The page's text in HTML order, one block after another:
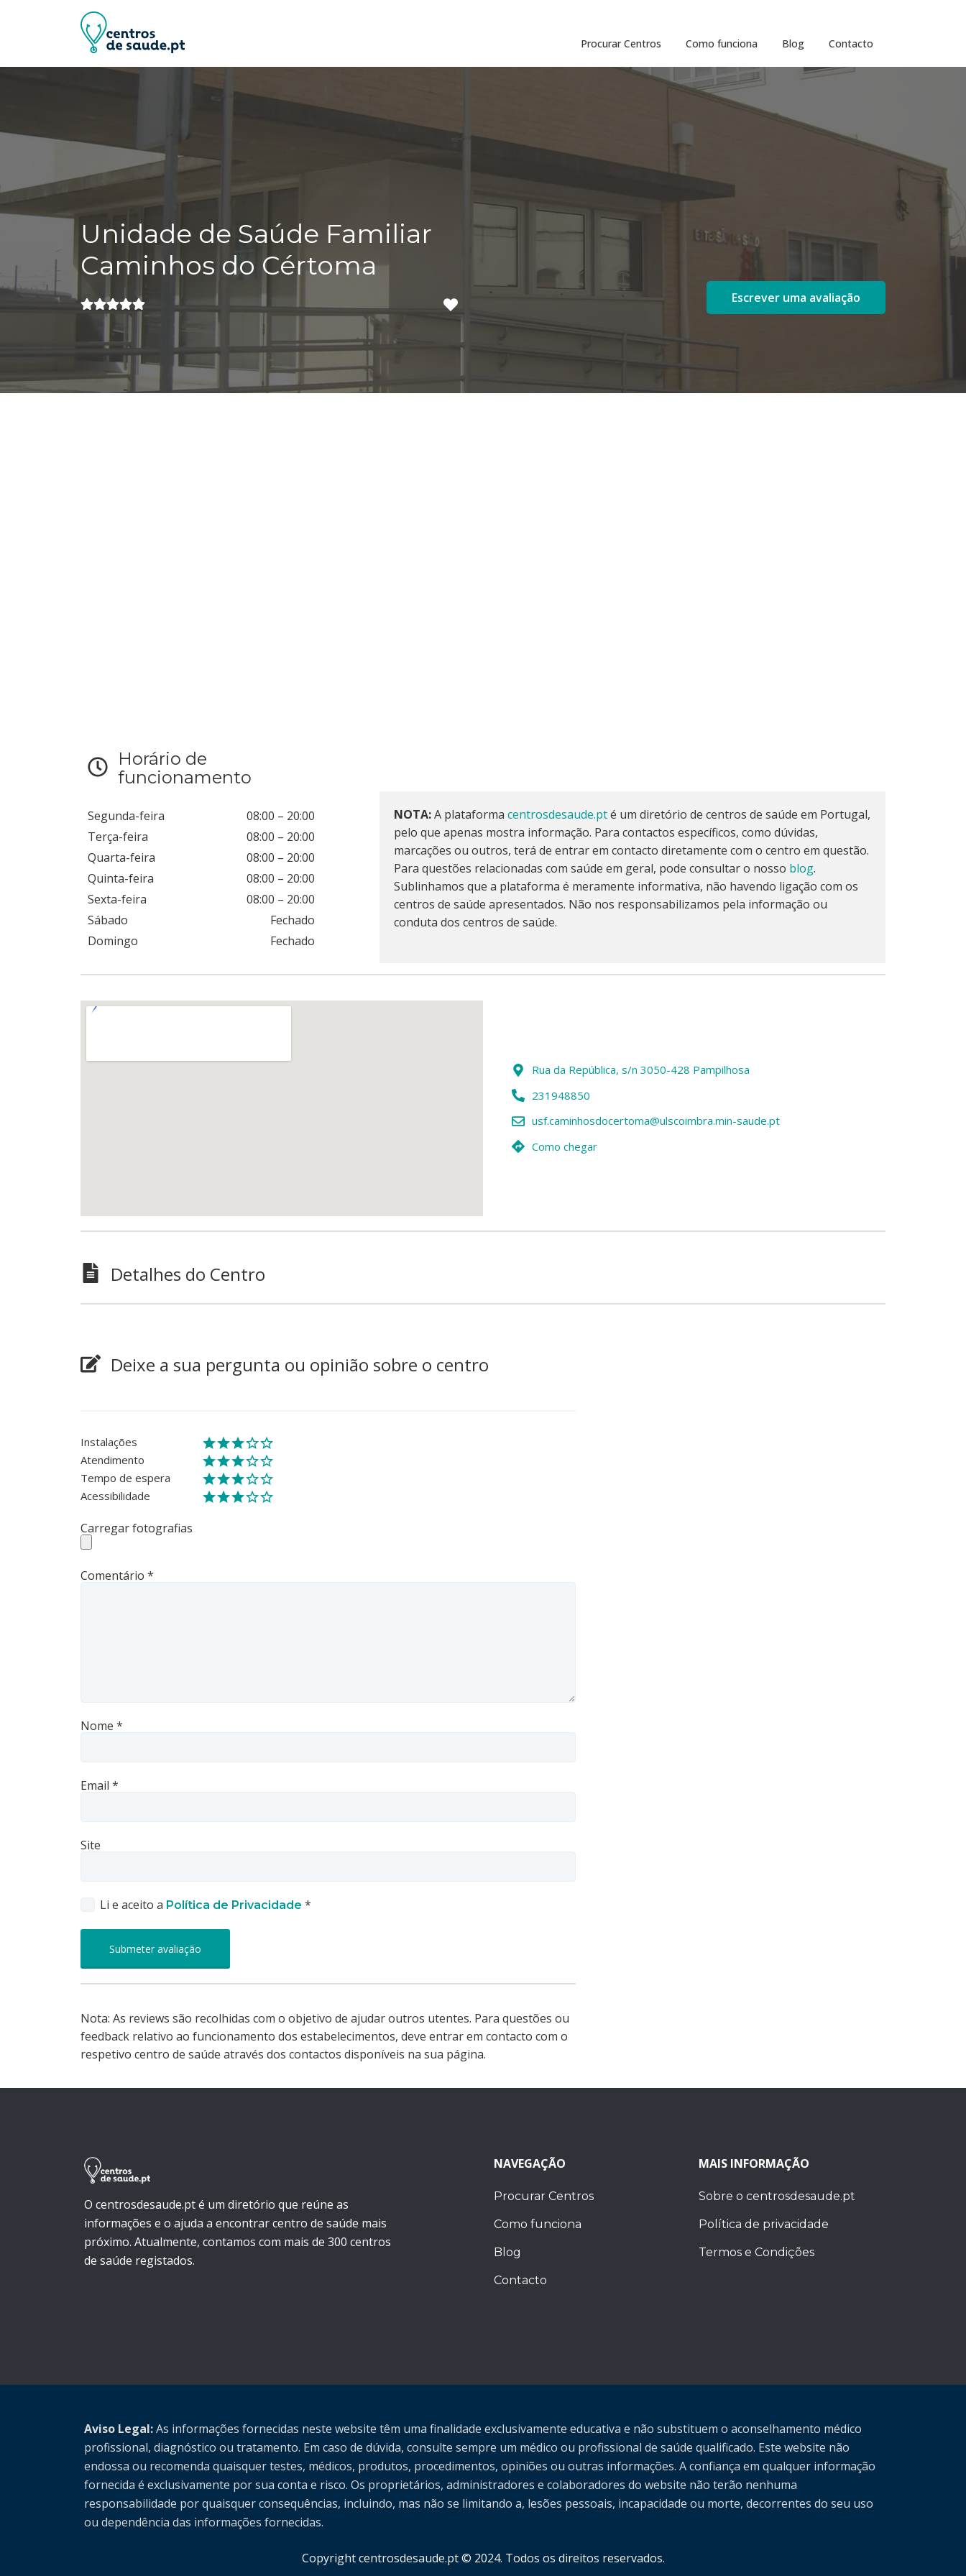
Procurar Centros Como funciona Blog Contacto
Unidade de Saúde Familiar
Caminhos do Cértoma
Escrever uma avaliação
Horário de
funcionamento
Segunda-feira 08:00 – 20:00
Terça-feira
08:00 – 20:00
Quarta-feira
08:00 – 20:00
Quinta-feira
08:00 – 20:00
Sexta-feira
08:00 – 20:00
Sábado
Fechado
Domingo
Fechado
NOTA:A plataforma centrosdesaude.pté um diretório de centros de saúde em Portugal,
pelo que apenas mostra informação. Para contactos específicos, como dúvidas,
marcações ou outros, terá de entrar em contacto diretamente com o centro em questão.
Para questões relacionadas com saúde em geral, pode consultar o nosso blog.
Sublinhamos que a plataforma é meramente informativa, não havendo ligação com os
centros de saúde apresentados. Não nos responsabilizamos pela informação ou
conduta dos centros de saúde.
Rua da República, s/n 3050-428 Pampilhosa
231948850
usf.caminhosdocertoma@ulscoimbra.min-saude.pt
Como chegar
Detalhes do Centro
Deixe a sua pergunta ou opinião sobre o centro
Instalações
Atendimento
Tempo de espera
Acessibilidade
Carregar fotografias
Comentário *
Nome *
Email *
Site
Li e aceito a Política de Privacidade *
Nota: As reviews são recolhidas com o objetivo de ajudar outros utentes. Para questões ou
feedback relativo ao funcionamento dos estabelecimentos, deve entrar em contacto com o
respetivo centro de saúde através dos contactos disponíveis na sua página.
O centrosdesaude.pt é um diretório que reúne as
informações e o ajuda a encontrar centro de saúde mais
próximo. Atualmente, contamos com mais de 300 centros
de saúde registados.
NAVEGAÇÃO
Procurar Centros
Como funciona
Blog
Contacto
MAIS INFORMAÇÃO
Sobre o centrosdesaude.pt
Política de privacidade
Termos e Condições
Aviso Legal:As informações fornecidas neste website têm uma finalidade exclusivamente educativa e não substituem o aconselhamento médico
profissional, diagnóstico ou tratamento. Em caso de dúvida, consulte sempre um médico ou profissional de saúde qualificado. Este website não
endossa ou recomenda quaisquer testes, médicos, produtos, procedimentos, opiniões ou outras informações. A confiança em qualquer informação
fornecida é exclusivamente por sua conta e risco. Os proprietários, administradores e colaboradores do website não terão nenhuma
responsabilidade por quaisquer consequências, incluindo, mas não se limitando a, lesões pessoais, incapacidade ou morte, decorrentes do seu uso
ou dependência das informações fornecidas.
Copyright centrosdesaude.pt © 2024. Todos os direitos reservados.